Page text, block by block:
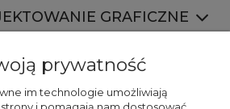
GRAFICZNE
prywatność
im technologie umożliwiają